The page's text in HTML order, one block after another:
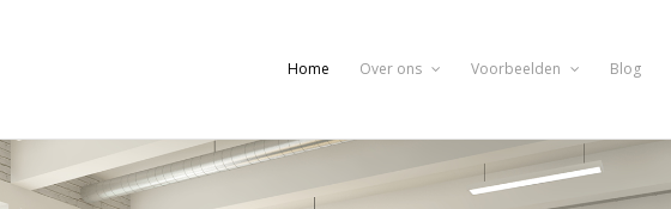
Home Over ons Voorbeelden Blog